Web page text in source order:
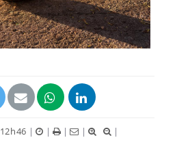
| | | |
|